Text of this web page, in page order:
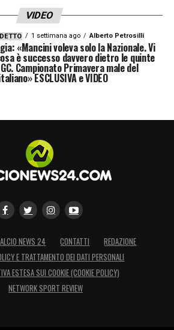
VIDEO
1 settimana ago Alberto Petrosilli
«Mancini voleva solo la Nazionale. Vi
è successo davvero dietro le quinte
Campionato Primavera male del
ESCLUSIVA e VIDEO
NEWS 24 CONTATTI
REDAZIONE
E TRATTAMENTO DEI DATI PERSONALI
ESTESA SUI COOKIE (COOKIE POLICY)
NETWORK SPORT REVIEW